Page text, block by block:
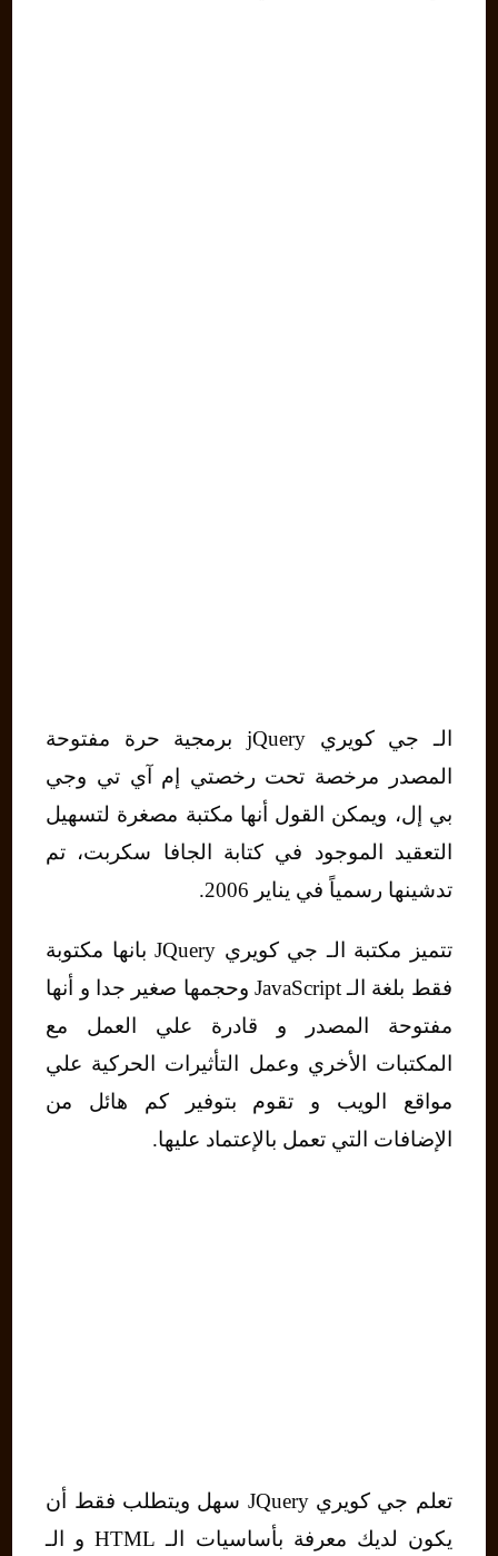
الـ جي كويري jQuery برمجية حرة مفتوحة
المصدر مرخصة تحت رخصتي إم آي تي وجي
بي إل، ويمكن القول أنها مكتبة مصغرة لتسهيل
التعقيد الموجود في كتابة الجافا سكربت، تم
تدشينها رسمياً في يناير 2006.
تتميز مكتبة الـ جي كويري JQuery بانها مكتوبة
فقط بلغة الـ JavaScript وحجمها صغير جدا و أنها
مفتوحة المصدر و قادرة علي العمل مع
المكتبات الأخري وعمل التأثيرات الحركية علي
مواقع الويب و تقوم بتوفير كم هائل من
الإضافات التي تعمل بالإعتماد عليها.
تعلم جي كويري JQuery سهل ويتطلب فقط أن
يكون لديك معرفة بأساسيات الـ HTML و الـ